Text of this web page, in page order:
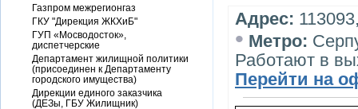
Адрес:
• Метро:
Работают в
Перейти на
Газпром межрегионгаз
ГКУ "Дирекция ЖКХиБ"
ГУП «Мосводосток»,
диспетчерские
Департамент жилищной политики
(присоединен к Департаменту
городского имущества)
Дирекции единого заказчика
(ДЕЗы, ГБУ Жилищник)